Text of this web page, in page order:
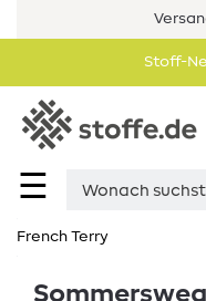
Stoff-
☰
French Terry